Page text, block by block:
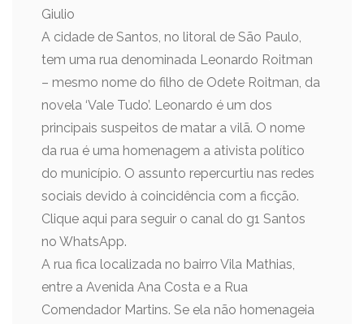
Giulio
A cidade de Santos, no litoral de São Paulo,
tem uma rua denominada Leonardo Roitman
– mesmo nome do filho de Odete Roitman, da
novela ‘Vale Tudo’. Leonardo é um dos
principais suspeitos de matar a vilã. O nome
da rua é uma homenagem a ativista político
do município. O assunto repercurtiu nas redes
sociais devido à coincidência com a ficção.
Clique aqui para seguir o canal do g1 Santos
no WhatsApp.
A rua fica localizada no bairro Vila Mathias,
entre a Avenida Ana Costa e a Rua
Comendador Martins. Se ela não homenageia